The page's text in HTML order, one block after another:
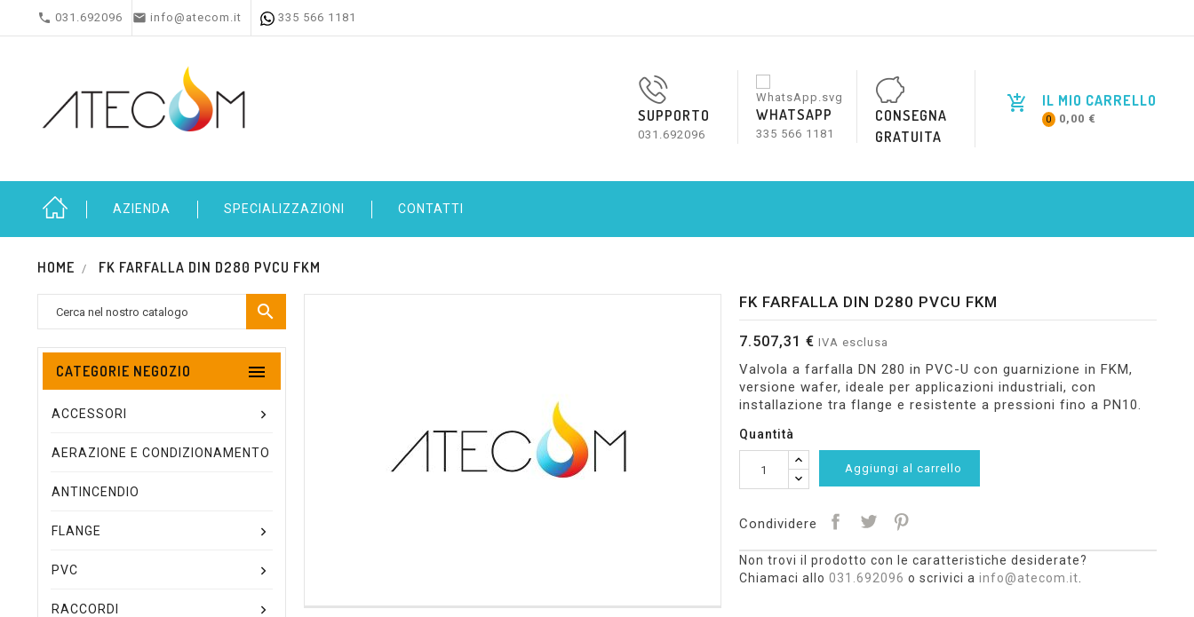
 031.692096  info@atecom.it 335 566 1181
IL MIO CARRELLO
0 0,00 €
SUPPORTO
031.692096
WHATSAPP
335 566 1181
CONSEGNA
GRATUITA
AZIENDA SPECIALIZZAZIONI CONTATTI
HOME FK FARFALLA DIN D280 PVCU FKM

CATEGORIE NEGOZIO 
ACCESSORI
AERAZIONE E CONDIZIONAMENTO
ANTINCENDIO
FLANGE
PVC
RACCORDI
FK FARFALLA DIN D280 PVCU FKM
7.507,31 € IVA esclusa
Valvola a farfalla DN 280 in PVC-U con guarnizione in FKM,
versione wafer, ideale per applicazioni industriali, con
installazione tra flange e resistente a pressioni fino a PN10.
Quantità
Aggiungi al carrello
Condividere
Non trovi il prodotto con le caratteristiche desiderate?
Chiamaci allo 031.692096 o scrivici a info@atecom.it